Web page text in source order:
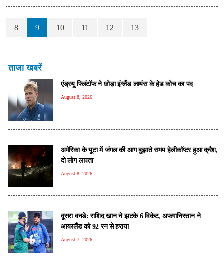
8 9 10 11 12 13
ताजा खबरें
एंड्रयू फ्लिंटॉफ ने छोड़ा इंग्लैंड लायंस के हेड कोच का पद
August 8, 2026
अमेरिका के यूटा में जंगल की आग बुझाते समय हेलीकॉप्टर हुआ क्रैश,
दो लोग लापता
August 8, 2026
दूसरा वनडे: राशिद खान ने झटके 6 विकेट, अफगानिस्तान ने
आयरलैंड को 92 रन से हराया
August 7, 2026